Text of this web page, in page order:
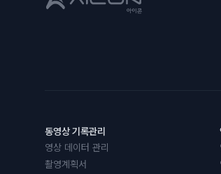
동영상 기록관리
영상 데이터 관리
촬영계획서